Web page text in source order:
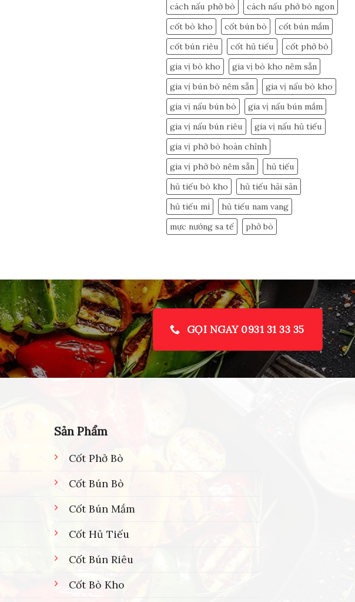
cách nấu phở bò
cách nấu phở bò ngon
cốt bò kho
cốt bún bò
cốt bún mắm
cốt bún riêu
cốt hủ tiếu
cốt phở bò
gia vị bò kho
gia vị bò kho nêm sẵn
gia vị bún bò nêm sẵn
gia vị nấu bò kho
gia vị nấu bún bò
gia vị nấu bún mắm
gia vị nấu bún riêu
gia vị nấu hủ tiếu
gia vị phở bò hoàn chỉnh
gia vị phở bò nêm sẵn
hủ tiếu
hủ tiếu bò kho
hủ tiếu hải sản
hủ tiếu mì
hủ tiếu nam vang
mực nướng sa tế
phở bò
GỌI NGAY 0931 31 33 35
Sản Phẩm
Cốt Phở Bò
Cốt Bún Bò
Cốt Bún Mắm
Cốt Hủ Tiếu
Cốt Bún Riêu
Cốt Bò Kho